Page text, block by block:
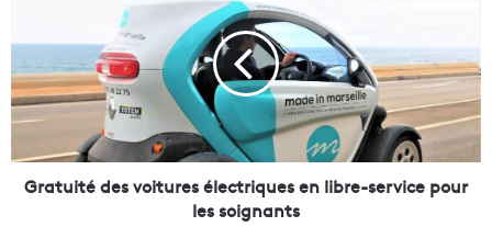
t
u
i
t
d
Gratuité des voitures électriques en libre-service pour
les soignants